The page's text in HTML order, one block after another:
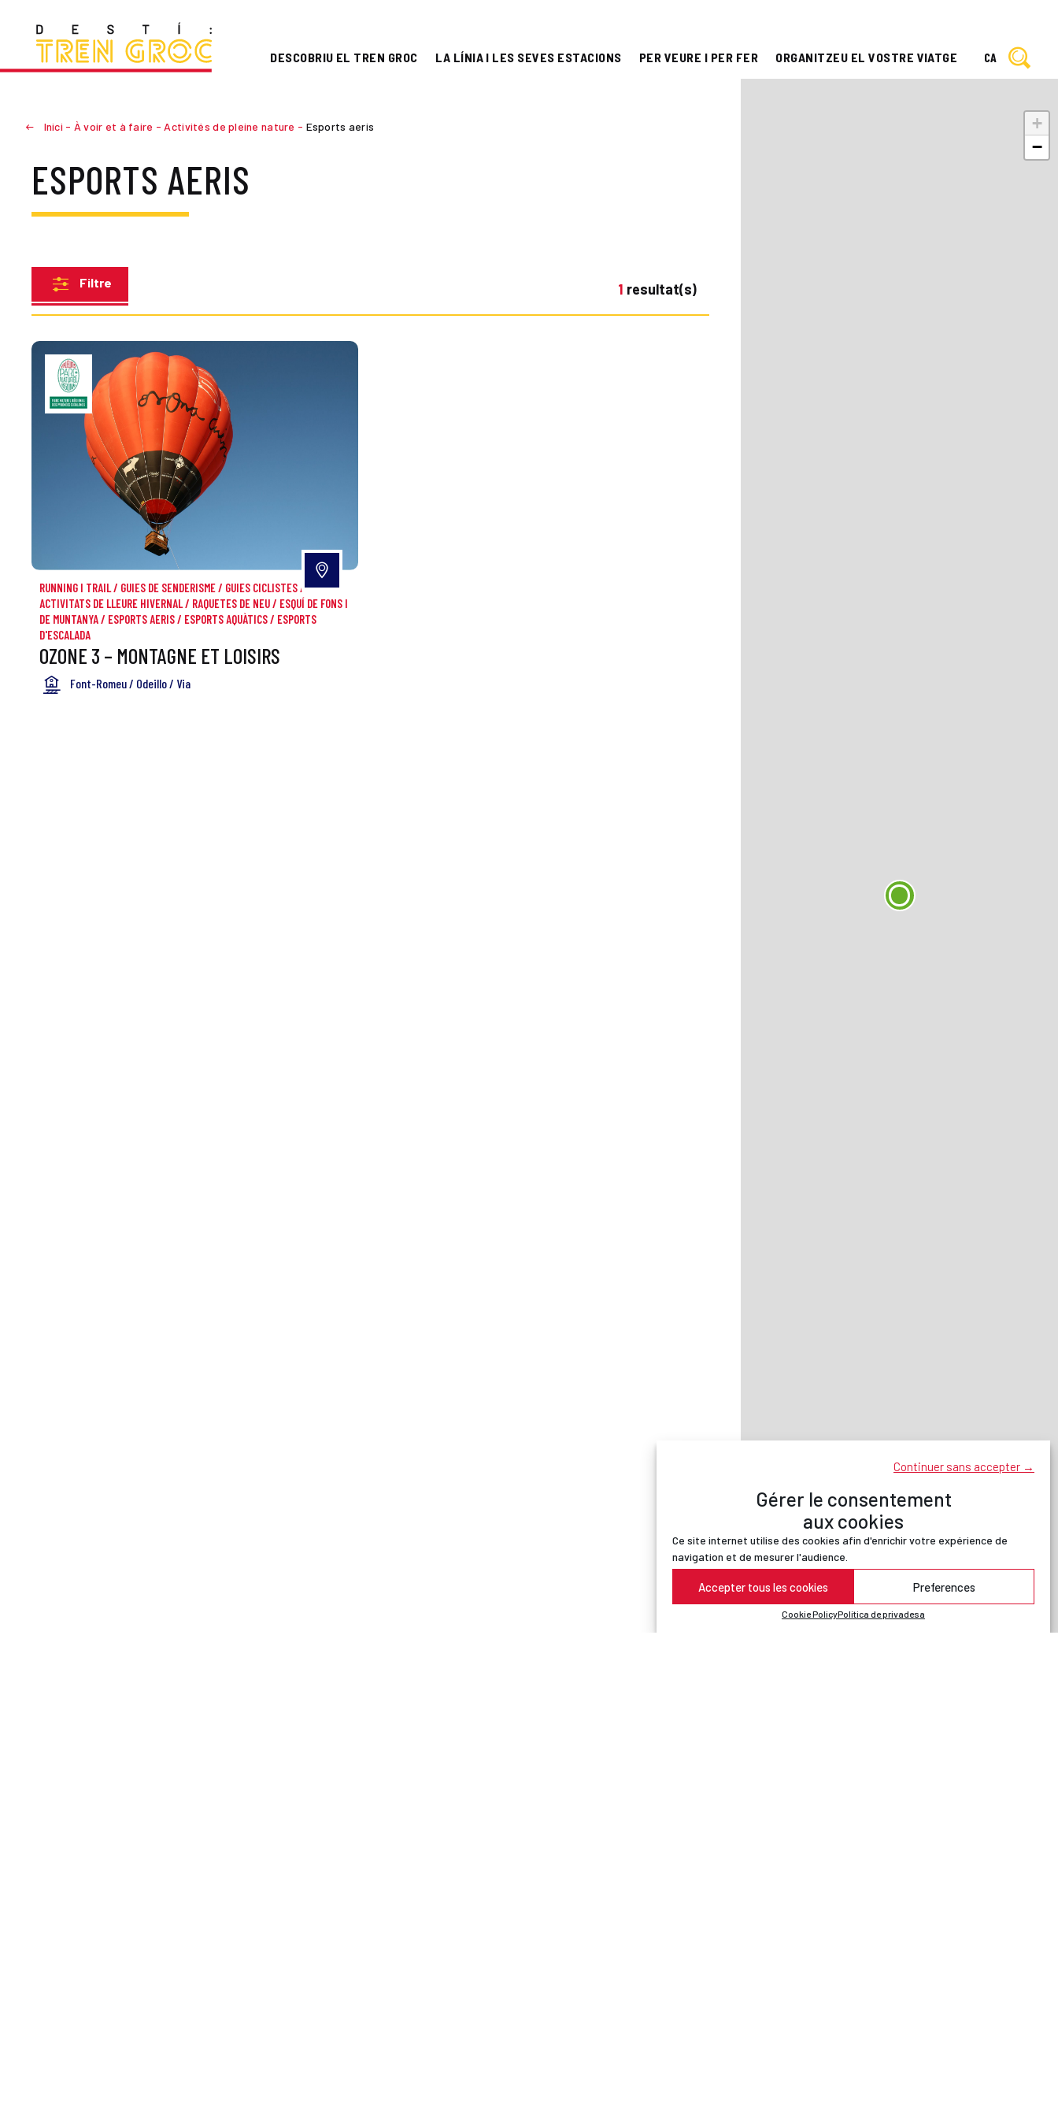
Gérer le consentement
aux cookies
Ce site internet utilise des cookies afin d'enrichir votre expérience de
navigation et de mesurer l'audience.
Accepter tous les cookies
Continuer sans accepter →
Preferences
Cookie PolicyPolítica de privadesa
DESCOBRIU EL TREN GROC LA LÍNIA I LES SEVES ESTACIONS PER VEURE I PER FER ORGANITZEU EL VOSTRE VIATGE CA
Inici - À voir et à faire - Activités de pleine nature - Esports aeris
ESPORTS AERIS
Filtre 1 resultat(s)
RUNNING I TRAIL/ GUIES DE SENDERISME/ GUIES CICLISTES/
ACTIVITATS DE LLEURE HIVERNAL/ RAQUETES DE NEU/ ESQUÍ DE FONS I
DE MUNTANYA/ ESPORTS AERIS/ ESPORTS AQUÀTICS/ ESPORTS
D'ESCALADA
OZONE 3 – MONTAGNE ET LOISIRS
Font-Romeu / Odeillo / Via
+
−